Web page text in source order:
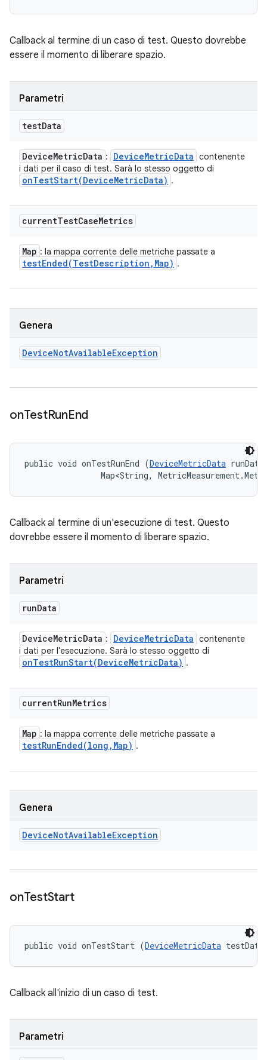
Callback al termine di un caso di test. Questo dovrebbe
essere il momento di liberare spazio.
Parametri
testData
DeviceMetricData : DeviceMetricData contenente
i dati per il caso di test. Sarà lo stesso oggetto di
onTestStart(DeviceMetricData) .
currentTestCaseMetrics
Map : la mappa corrente delle metriche passate a
testEnded(TestDescription , Map) .
Genera
DeviceNotAvailableException
onTestRunEnd
public void onTestRunEnd (DeviceMetricData
Map<String,
Callback al termine di un'esecuzione di test. Questo
dovrebbe essere il momento di liberare spazio.
Parametri
runData
DeviceMetricData : DeviceMetricData contenente
i dati per l'esecuzione. Sarà lo stesso oggetto di
onTestRunStart(DeviceMetricData) .
currentRunMetrics
Map : la mappa corrente delle metriche passate a
testRunEnded(long , Map) .
Genera
DeviceNotAvailableException
onTestStart
public void onTestStart (DeviceMetricData
Callback all'inizio di un caso di test.
Parametri